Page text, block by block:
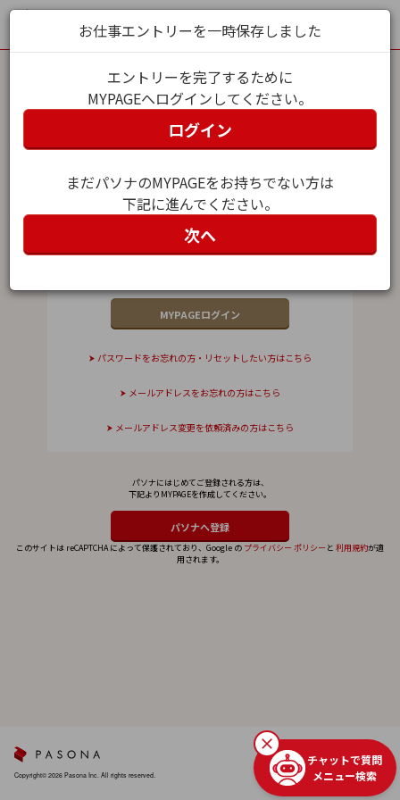
MYPAGEログイン
パスワード
パスワードをお忘れの方・リセットしたい方はこちら
メールアドレスをお忘れの方はこちら
メールアドレス変更を依頼済みの方はこちら
パソナにはじめてご登録される方は、
下記よりMYPAGEを作成してください。
このサイトは reCAPTCHA によって保護されており、Google の プライバシー ポリシー と 利用規約が適
用されます。
お仕事エントリーを一時保存しました
エントリーを完了するために
MYPAGEへログインしてください。
ログイン
まだパソナのMYPAGEをお持ちでない方は
下記に進んでください。
次へ
Copyright© 2026 Pasona Inc. All rights reserved.
チャットで質問
メニュー検索